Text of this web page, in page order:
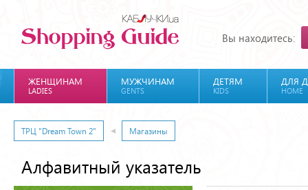
Вы находитесь:
ЖЕНЩИНАМ
LADIES
МУЖЧИНАМ
GENTS
ДЕТЯМ
KIDS
ДЛЯ
HOME
ТРЦ "Dream Town 2" Магазины
Алфавитный указатель